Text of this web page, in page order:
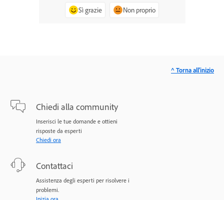
Sì grazie Non proprio
Chiedi alla community
Inserisci le tue domande e ottieni
risposte da esperti
Chiedi ora
Contattaci
Assistenza degli esperti per risolvere i
problemi.
^ Torna all'inizio